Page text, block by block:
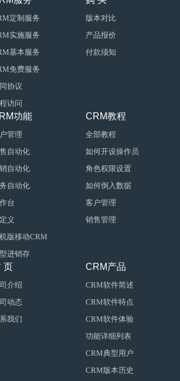
版本对比
产品报价
付款须知
定制服务
实施服务
基本服务
免费服务
协议
访问
CRM教程
全部教程
如何开设操作员
角色权限设置
如何倒入数据
客户管理
销售管理
功能
管理
自动化
自动化
自动化
台
义
版移动CRM
进销存
CRM产品
CRM软件简述
CRM软件特点
CRM软件体验
功能详细列表
CRM典型用户
CRM版本历史
页
介绍
动态
我们